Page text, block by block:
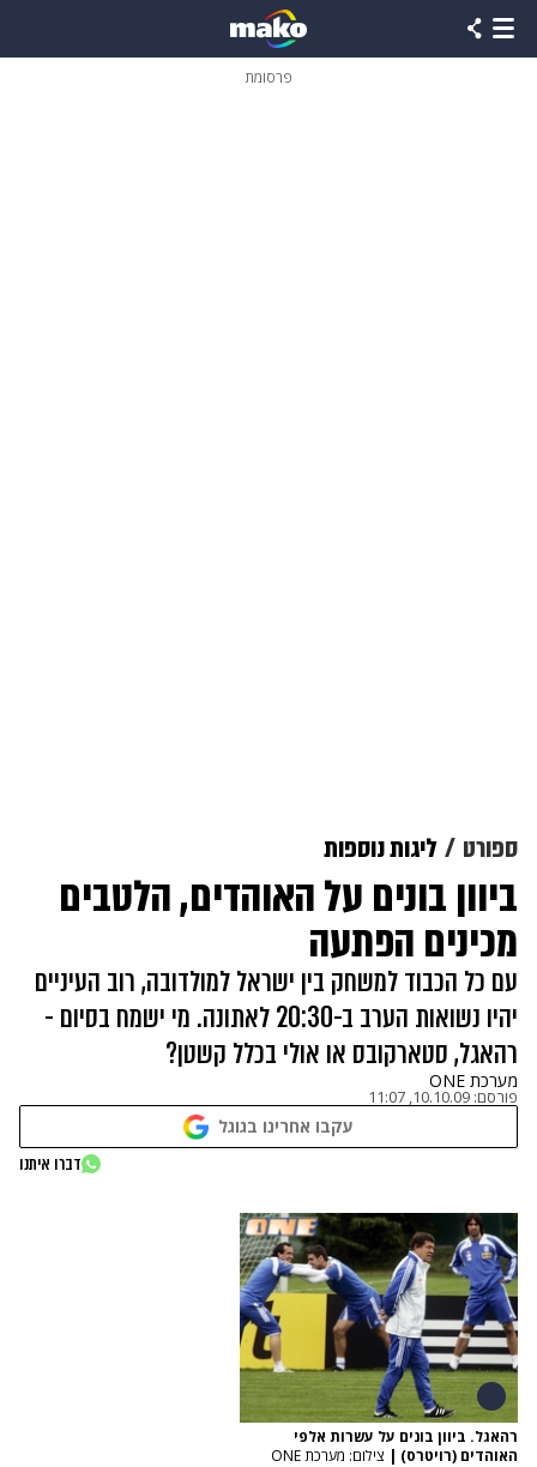
פרסומת
ספורט ליגות נוספות
ביוון בונים על האוהדים, הלטבים
מכינים הפתעה
עם כל הכבוד למשחק בין ישראל למולדובה, רוב העיניים
יהיו נשואות הערב ב-20:30 לאתונה. מי ישמח בסיום -
רהאגל, סטארקובס או אולי בכלל קשטן?
מערכת ONE
פורסם: 10.10.09, 11:07
עקבו אחרינו בגוגל
דברו איתנו
רהאגל. ביוון בונים על עשרות אלפי
האוהדים (רויטרס) | צילום: מערכת ONE